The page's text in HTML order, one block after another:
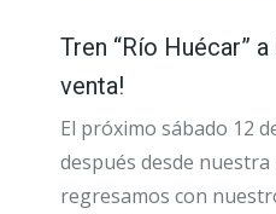
Tren “Río Huécar” a
venta!
El próximo sábado 12
después desde
regresamos con